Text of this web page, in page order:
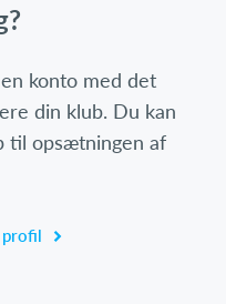
konto med det
din klub. Du kan
til opsætningen af